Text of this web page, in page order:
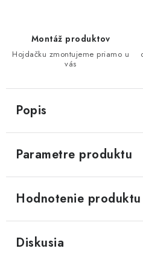
Montáž produktov
Hojdačku zmontujeme priamo u
vás
Popis
Parametre produktu
Hodnotenie
Diskusia